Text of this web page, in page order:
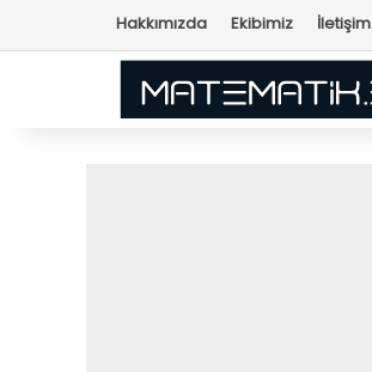
Hakkımızda Ekibimiz İletişim